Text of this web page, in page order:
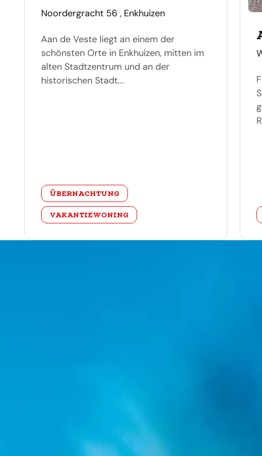
adres
Noordergracht 56 , Enkhuizen
Aan de Veste liegt an einem der
schönsten Orte in Enkhuizen, mitten im
alten Stadtzentrum und an der
historischen Stadt...
categorie
ÜBERNACHTUNG
VAKANTIEWONING